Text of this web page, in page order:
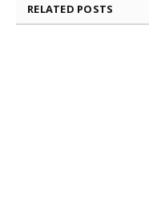
RELATED POSTS